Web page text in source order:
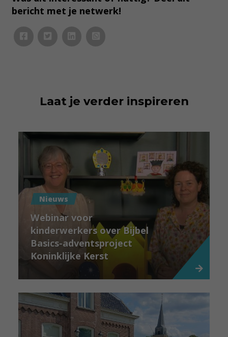
bericht met je netwerk!
Laat je verder inspireren
Nieuws
Webinar voor
kinderwerkers over Bijbel
Basics-adventsproject
Koninklijke Kerst